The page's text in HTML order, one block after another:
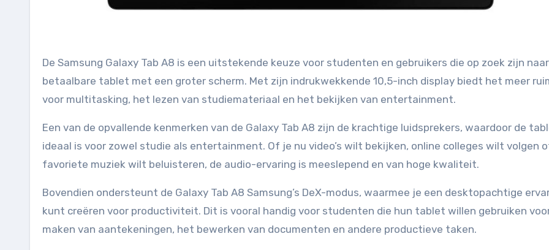
De Samsung Galaxy Tab A8 is een uitstekende keuze voor studenten en gebruikers die op zoek zijn
betaalbare tablet met een groter scherm. Met zijn indrukwekkende 10,5-inch display biedt het meer
voor multitasking, het lezen van studiemateriaal en het bekijken van entertainment.
Een van de opvallende kenmerken van de Galaxy Tab A8 zijn de krachtige luidsprekers, waardoor de
ideaal is voor zowel studie als entertainment. Of je nu video’s wilt bekijken, online colleges wilt volgen
favoriete muziek wilt beluisteren, de audio-ervaring is meeslepend en van hoge kwaliteit.
Bovendien ondersteunt de Galaxy Tab A8 Samsung’s DeX-modus, waarmee je een desktopachtige
kunt creëren voor productiviteit. Dit is vooral handig voor studenten die hun tablet willen gebruiken
maken van aantekeningen, het bewerken van documenten en andere productieve taken.